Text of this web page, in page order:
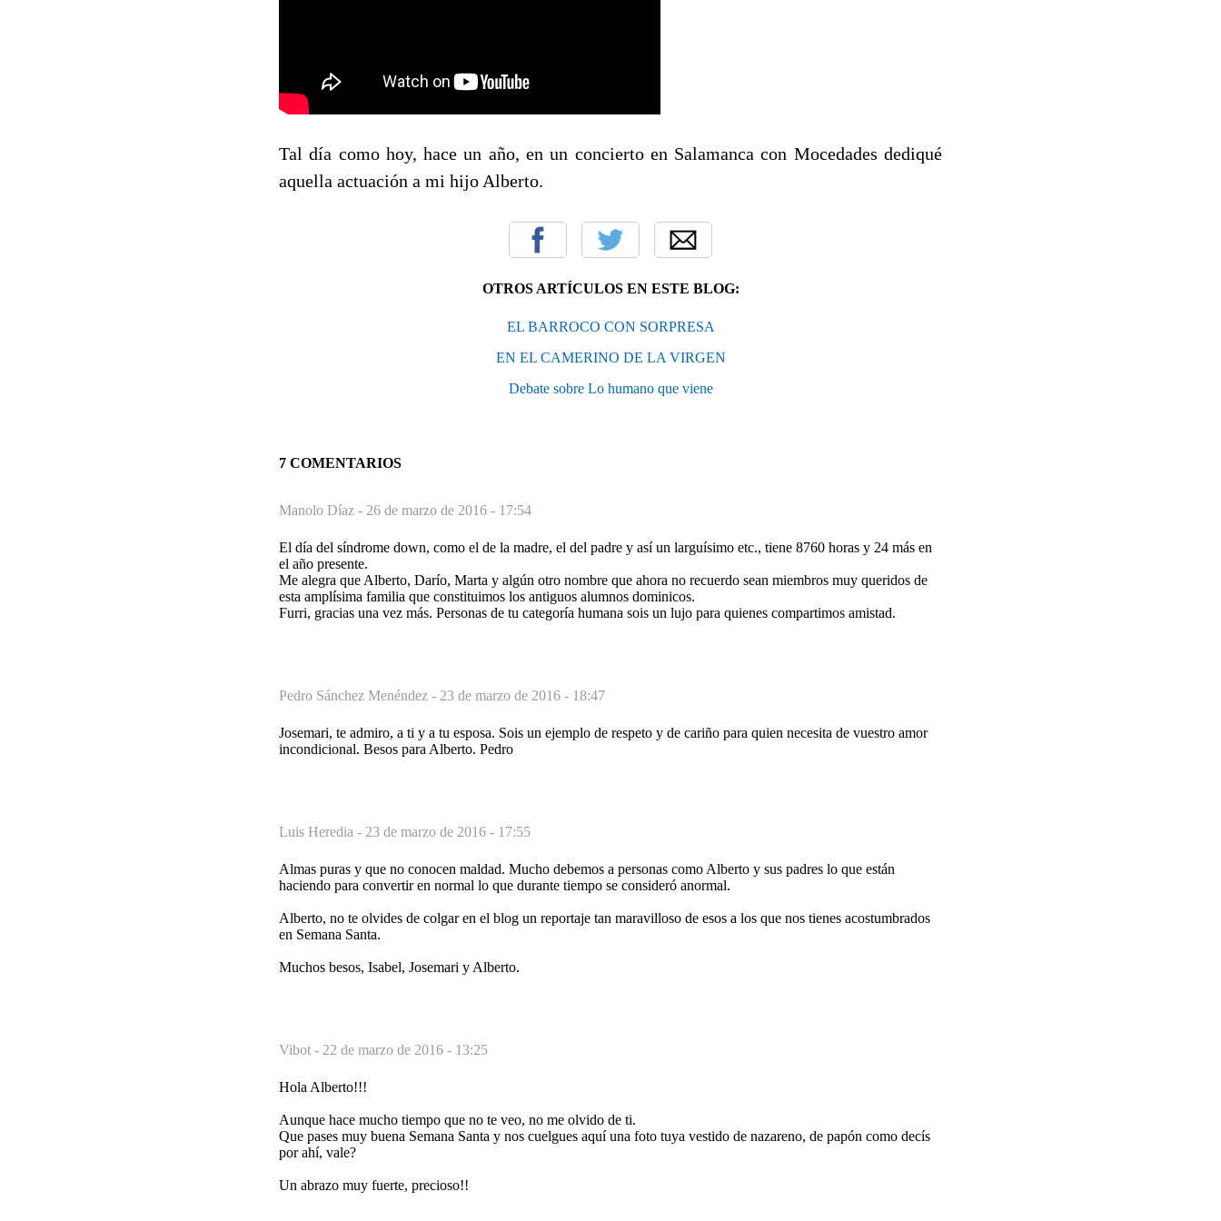
Tal día como hoy, hace un año, en un concierto en Salamanca con Mocedades dediqué
aquella actuación a mi hijo Alberto.
OTROS ARTÍCULOS EN ESTE BLOG:
EL BARROCO CON SORPRESA
EN EL CAMERINO DE LA VIRGEN
Debate sobre Lo humano que viene
7 COMENTARIOS
Manolo Díaz - 26 de marzo de 2016 - 17:54
El día del síndrome down, como el de la madre, el del padre y así un larguísimo etc., tiene 8760 horas y 24 más en
el año presente.
Me alegra que Alberto, Darío, Marta y algún otro nombre que ahora no recuerdo sean miembros muy queridos de
esta amplísima familia que constituimos los antiguos alumnos dominicos.
Furri, gracias una vez más. Personas de tu categoría humana sois un lujo para quienes compartimos amistad.
Pedro Sánchez Menéndez - 23 de marzo de 2016 - 18:47
Josemari, te admiro, a ti y a tu esposa. Sois un ejemplo de respeto y de cariño para quien necesita de vuestro amor
incondicional. Besos para Alberto. Pedro
Luis Heredia - 23 de marzo de 2016 - 17:55
Almas puras y que no conocen maldad. Mucho debemos a personas como Alberto y sus padres lo que están
haciendo para convertir en normal lo que durante tiempo se consideró anormal.
Alberto, no te olvides de colgar en el blog un reportaje tan maravilloso de esos a los que nos tienes acostumbrados
en Semana Santa.
Muchos besos, Isabel, Josemari y Alberto.
Vibot - 22 de marzo de 2016 - 13:25
Hola Alberto!!!
Aunque hace mucho tiempo que no te veo, no me olvido de ti.
Que pases muy buena Semana Santa y nos cuelgues aquí una foto tuya vestido de nazareno, de papón como decís
por ahí, vale?
Un abrazo muy fuerte, precioso!!